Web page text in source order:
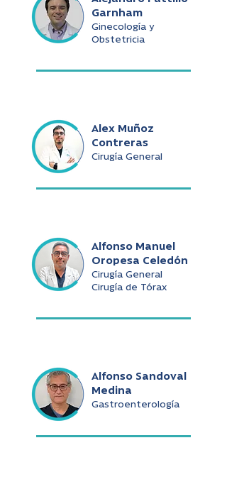
Garnham
Ginecología y
Obstetricia
Alex Muñoz
Contreras
Cirugía General
Alfonso Manuel
Oropesa Celedón
Cirugía General
Cirugía de Tórax
Alfonso Sandoval
Medina
Gastroenterología